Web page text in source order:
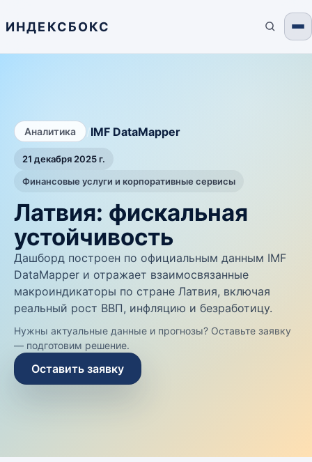
ИНДЕКСБОКС
Аналитика IMF DataMapper
21 декабря 2025 г.
Финансовые услуги и корпоративные сервисы
Латвия: фискальная
устойчивость
Дашборд построен по официальным данным IMF
DataMapper и отражает взаимосвязанные
макроиндикаторы по стране Латвия, включая
реальный рост ВВП, инфляцию и безработицу.
Нужны актуальные данные и прогнозы? Оставьте заявку
— подготовим решение.
Оставить заявку